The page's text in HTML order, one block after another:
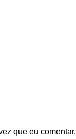
que eu comentar.